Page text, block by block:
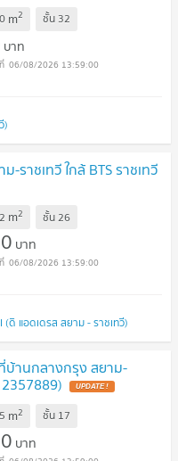
m2 ชั้น 32
บาท
06/08/2026 13:59:00
)
ราชเทวี ใกล้ BTS ราชเทวี
m2 ชั้น26
บาท
06/08/2026 13:59:00
(ดิ แอดเดรส สยาม - ราชเทวี)
บ้านกลางกรุง สยาม-
UPDATE !
m2 ชั้น 17
บาท